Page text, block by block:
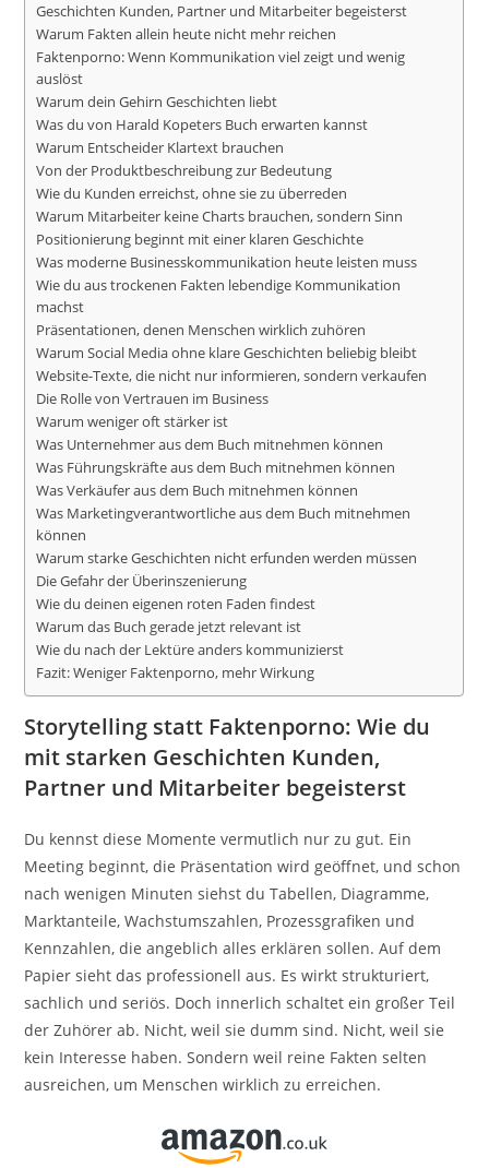
Geschichten Kunden, Partner und Mitarbeiter begeisterst
Warum Fakten allein heute nicht mehr reichen
Faktenporno: Wenn Kommunikation viel zeigt und wenig
auslöst
Warum dein Gehirn Geschichten liebt
Was du von Harald Kopeters Buch erwarten kannst
Warum Entscheider Klartext brauchen
Von der Produktbeschreibung zur Bedeutung
Wie du Kunden erreichst, ohne sie zu überreden
Warum Mitarbeiter keine Charts brauchen, sondern Sinn
Positionierung beginnt mit einer klaren Geschichte
Was moderne Businesskommunikation heute leisten muss
Wie du aus trockenen Fakten lebendige Kommunikation
machst
Präsentationen, denen Menschen wirklich zuhören
Warum Social Media ohne klare Geschichten beliebig bleibt
Website-Texte, die nicht nur informieren, sondern verkaufen
Die Rolle von Vertrauen im Business
Warum weniger oft stärker ist
Was Unternehmer aus dem Buch mitnehmen können
Was Führungskräfte aus dem Buch mitnehmen können
Was Verkäufer aus dem Buch mitnehmen können
Was Marketingverantwortliche aus dem Buch mitnehmen
können
Warum starke Geschichten nicht erfunden werden müssen
Die Gefahr der Überinszenierung
Wie du deinen eigenen roten Faden findest
Warum das Buch gerade jetzt relevant ist
Wie du nach der Lektüre anders kommunizierst
Fazit: Weniger Faktenporno, mehr Wirkung
Storytelling statt Faktenporno: Wie du
mit starken Geschichten Kunden,
Partner und Mitarbeiter begeisterst
Du kennst diese Momente vermutlich nur zu gut. Ein
Meeting beginnt, die Präsentation wird geöffnet, und schon
nach wenigen Minuten siehst du Tabellen, Diagramme,
Marktanteile, Wachstumszahlen, Prozessgrafiken und
Kennzahlen, die angeblich alles erklären sollen. Auf dem
Papier sieht das professionell aus. Es wirkt strukturiert,
sachlich und seriös. Doch innerlich schaltet ein großer Teil
der Zuhörer ab. Nicht, weil sie dumm sind. Nicht, weil sie
kein Interesse haben. Sondern weil reine Fakten selten
ausreichen, um Menschen wirklich zu erreichen.